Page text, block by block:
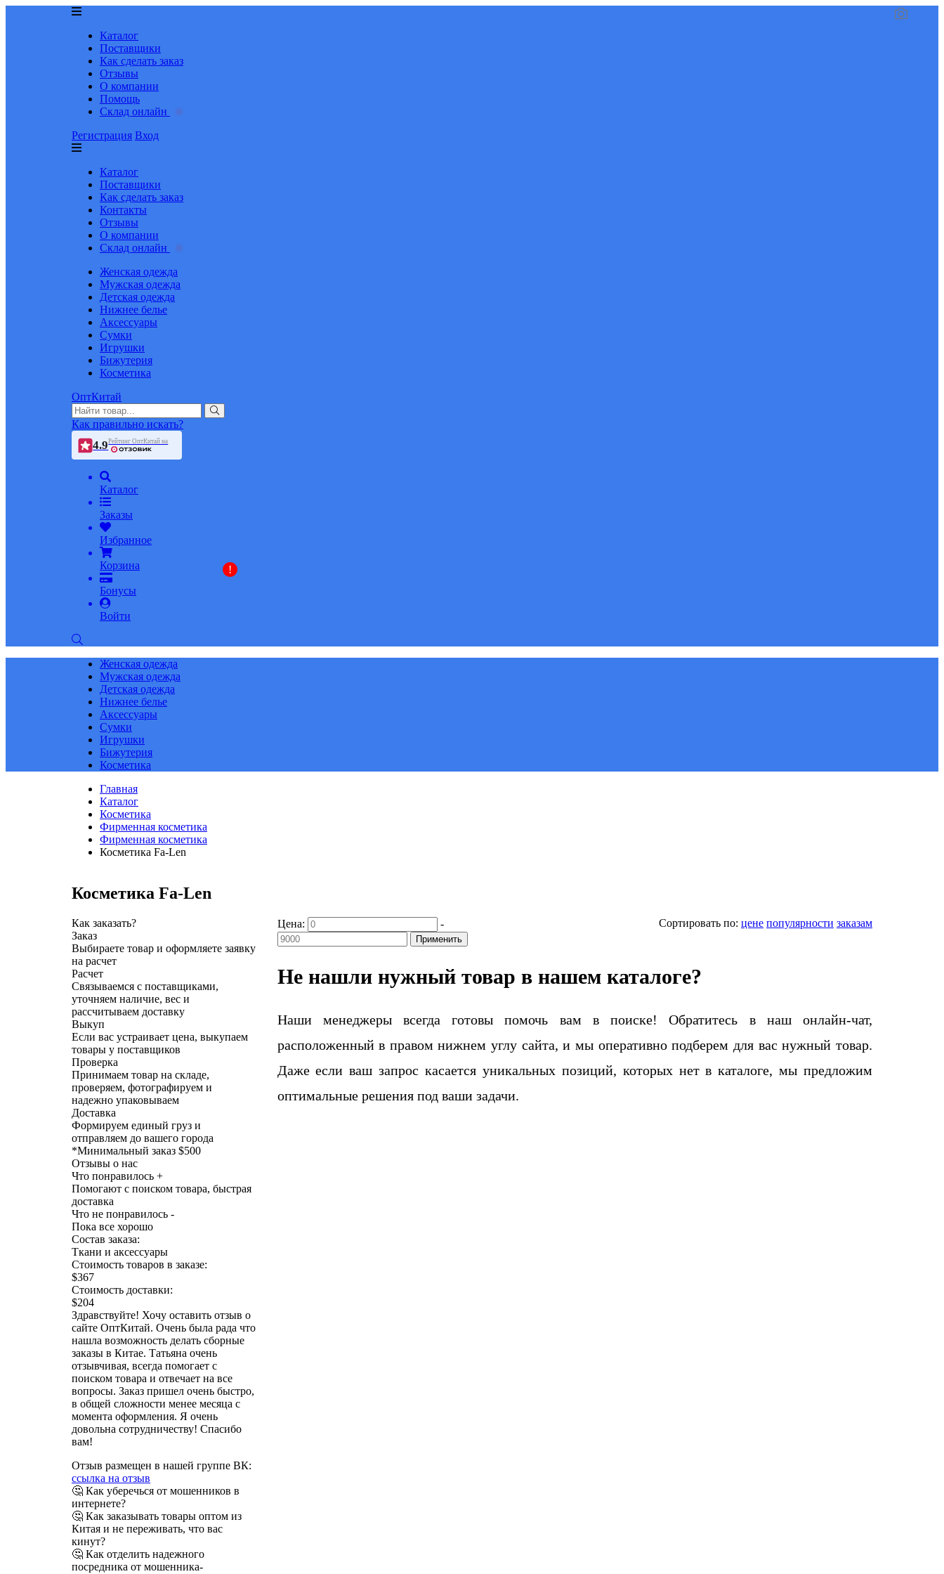
Каталог
Поставщики
Как сделать заказ
Отзывы
О компании
Помощь
Склад онлайн
Регистрация Вход
Каталог
Поставщики
Как сделать заказ
Контакты
Отзывы
О компании
Склад онлайн
Женская одежда
Мужская одежда
Детская одежда
Нижнее белье
Аксессуары
Сумки
Игрушки
Бижутерия
Косметика
ОптКитай
Как правильно искать?
4.9Рейтинг ОптКитай на
Каталог
Заказы
Избранное
Корзина
Бонусы
!
Войти
Женская одежда
Мужская одежда
Детская одежда
Нижнее белье
Аксессуары
Сумки
Игрушки
Бижутерия
Косметика
Главная
Каталог
Косметика
Фирменная косметика
Фирменная косметика
Косметика Fa-Len
Косметика Fa-Len
Как заказать?
Заказ
Выбираете товар и оформляете заявку
на расчет
Расчет
Связываемся с поставщиками,
уточняем наличие, вес и
рассчитываем доставку
Выкуп
Если вас устраивает цена, выкупаем
товары у поставщиков
Проверка
Принимаем товар на складе,
проверяем, фотографируем и
надежно упаковываем
Доставка
Формируем единый груз и
отправляем до вашего города
*Минимальный заказ $500
Отзывы о нас
Что понравилось +
Помогают с поиском товара, быстрая
доставка
Что не понравилось -
Пока все хорошо
Состав заказа:
Ткани и аксессуары
Стоимость товаров в заказе:
$367
Стоимость доставки:
$204
Здравствуйте! Хочу оставить отзыв о
сайте ОптКитай. Очень была рада что
нашла возможность делать сборные
заказы в Китае. Татьяна очень
отзывчивая, всегда помогает с
поиском товара и отвечает на все
вопросы. Заказ пришел очень быстро,
в общей сложности менее месяца с
момента оформления. Я очень
довольна сотрудничеству! Спасибо
вам!
Отзыв размещен в нашей группе ВК:
ссылка на отзыв
🤔 Как уберечься от мошенников в
интернете?
🤔 Как заказывать товары оптом из
Китая и не переживать, что вас
кинут?
🤔 Как отделить надежного
посредника от мошенника-
Сортировать по: цене популярности заказам
Цена: -
Применить
Не нашли нужный товар в нашем каталоге?
Наши менеджеры всегда готовы помочь вам в поиске! Обратитесь в наш онлайн-чат,
расположенный в правом нижнем углу сайта, и мы оперативно подберем для вас нужный товар.
Даже если ваш запрос касается уникальных позиций, которых нет в каталоге, мы предложим
оптимальные решения под ваши задачи.